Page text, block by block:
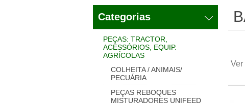
Categorias
PEÇAS: TRACTOR,
ACESSÓRIOS, EQUIP.
AGRÍCOLAS
COLHEITA / ANIMAIS/
PECUÁRIA
PEÇAS REBOQUES
MISTURADORES UNIFEED
Ver